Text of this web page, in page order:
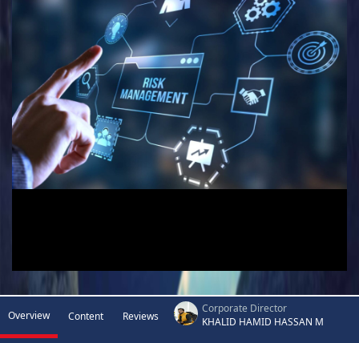
Overview Content Reviews
Corporate Director
KHALID HAMID HASSAN M